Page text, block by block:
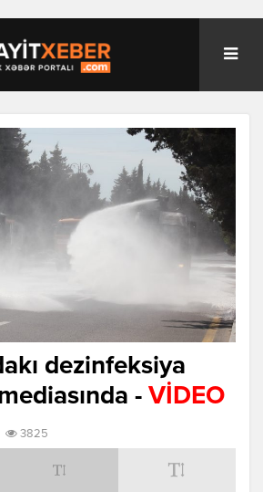
dezinfeksiya
- VİDEO
3825